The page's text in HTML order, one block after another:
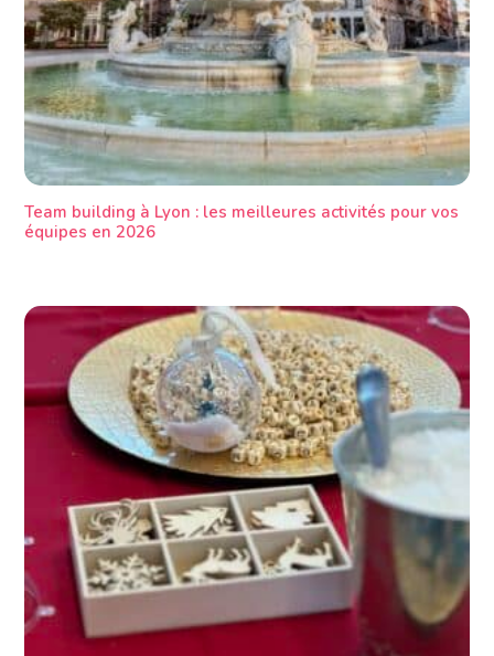
Team building à Lyon : les meilleures activités pour vos
équipes en 2026